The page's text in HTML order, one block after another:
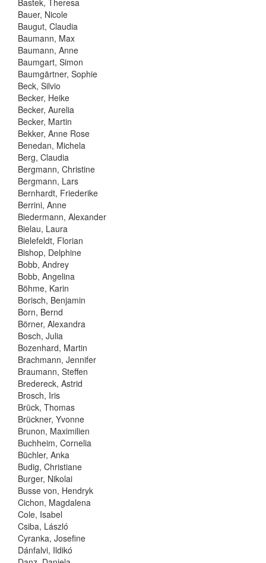
Bauer, Nicole
Baugut, Claudia
Baumann, Max
Baumann, Anne
Baumgart, Simon
Baumgärtner, Sophie
Beck, Silvio
Becker, Heike
Becker, Aurelia
Becker, Martin
Bekker, Anne Rose
Benedan, Michela
Berg, Claudia
Bergmann, Christine
Bergmann, Lars
Bernhardt, Friederike
Berrini, Anne
Biedermann, Alexander
Bielau, Laura
Bielefeldt, Florian
Bishop, Delphine
Bobb, Andrey
Bobb, Angelina
Böhme, Karin
Borisch, Benjamin
Born, Bernd
Börner, Alexandra
Bosch, Julia
Bozenhard, Martin
Brachmann, Jennifer
Braumann, Steffen
Bredereck, Astrid
Brosch, Iris
Brück, Thomas
Brückner, Yvonne
Brunon, Maximilien
Buchheim, Cornelia
Büchler, Anka
Budig, Christiane
Burger, Nikolai
Busse von, Hendryk
Cichon, Magdalena
Cole, Isabel
Csiba, László
Cyranka, Josefine
Dánfalvi, Ildikó